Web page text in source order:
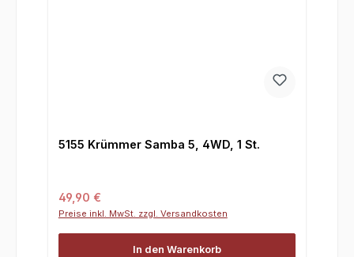
5155 Krümmer Samba 5, 4WD, 1 St.
Regulärer Preis:
49,90 €
Preise inkl. MwSt. zzgl. Versandkosten
In den Warenkorb